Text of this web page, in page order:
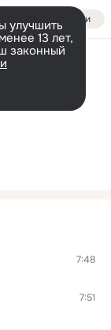
Войти
улучшить
13 лет,
законный
7:48
7:51